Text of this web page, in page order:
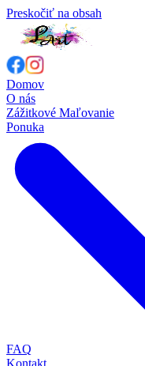
Preskočiť na obsah
Domov
O nás
Zážitkové Maľovanie
Ponuka
FAQ